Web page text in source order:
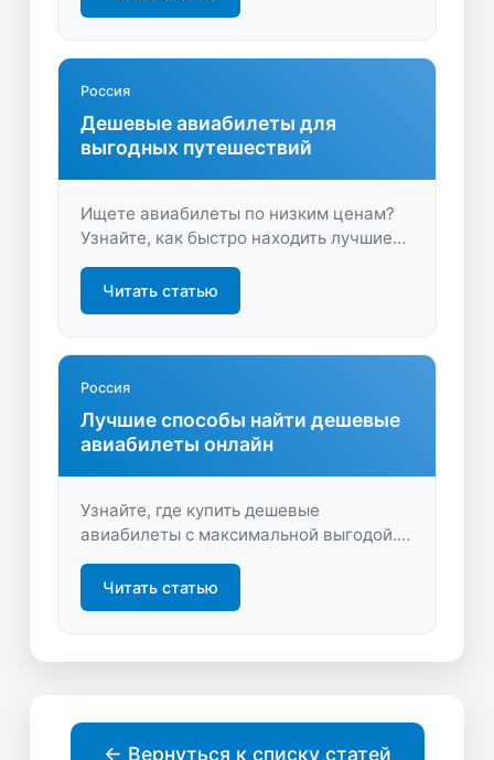
найдите свой идеальный рейс на лето!
Россия
Дешевые авиабилеты для
выгодных путешествий
Ищете авиабилеты по низким ценам?
Узнайте, как быстро находить лучшие
предложения и экономить на
перелетах. Откройте для себя простые
способы купить билеты дешевле и
Читать статью
Россия
Лучшие способы найти дешевые
авиабилеты онлайн
Узнайте, где купить дешевые
авиабилеты с максимальной выгодой.
полезные лайфхаки помогут выбрать
оптимальный вариант для вашего
Читать статью
← Вернуться к списку статей